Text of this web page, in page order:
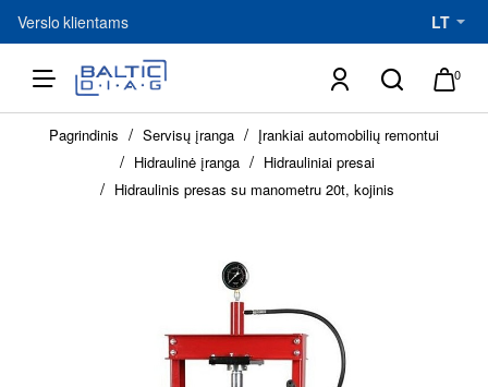
Verslo klientams LT
0
Pagrindinis
m
e
Servisų įranga
Įrankiai automobilių remontui
Hidraulinė įranga
Hidrauliniai presai
Hidraulinis presas su manometru 20t, kojinis